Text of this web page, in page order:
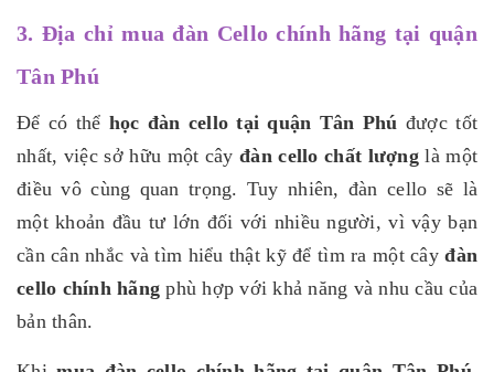
3. Địa chỉ mua đàn Cello chính hãng tại quận
Tân Phú
Để có thể học đàn cello tại quận Tân Phú được tốt
nhất, việc sở hữu một cây đàn cello chất lượnglà một
điều vô cùng quan trọng. Tuy nhiên, đàn cello sẽ là
một khoản đầu tư lớn đối với nhiều người, vì vậy bạn
cần cân nhắc và tìm hiểu thật kỹ để tìm ra một câyđàn
cello chính hãngphù hợp với khả năng và nhu cầu của
bản thân.